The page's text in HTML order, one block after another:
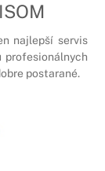
najlepší servis
profesionálnych
postarané.